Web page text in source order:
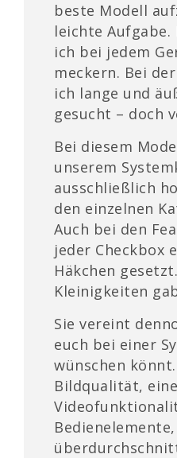
beste Modell
leichte Aufgabe.
ich bei jedem
meckern. Bei der
ich lange und
gesucht – doch
Bei diesem
unserem
ausschließlich
den einzelnen
Auch bei den
jeder Checkbox
Häkchen
Kleinigkeiten
Sie vereint
euch bei einer
wünschen
Bildqualität,